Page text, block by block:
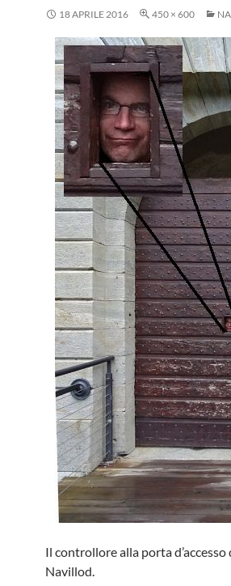
18 APRILE 2016 450 × 600
Il controllore alla porta
Navillod.